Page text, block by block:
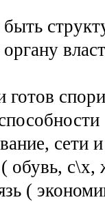
готов
сети
обувь,
(